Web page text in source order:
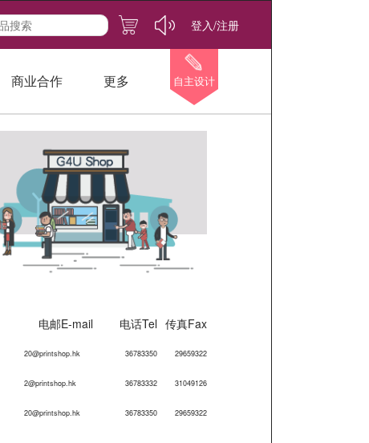
登入/注册
商业合作 更多 自主设计
电邮E-mail 电话Tel 传真Fax
20@printshop.hk 36783350 29659322
2@printshop.hk 36783332 31049126
20@printshop.hk 36783350 29659322